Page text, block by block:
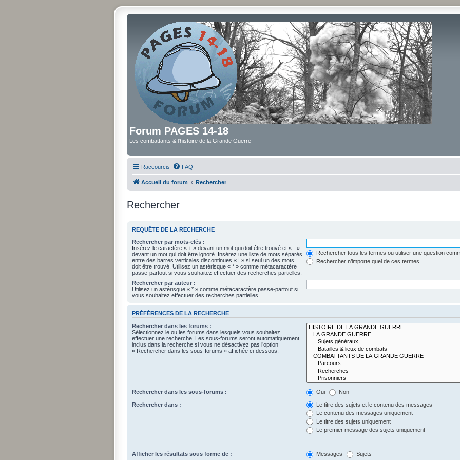
Forum PAGES 14-18
Les combattants & l'histoire de la Grande Guerre
Raccourcis FAQ
Accueil du forum Rechercher
Rechercher
REQUÊTE DE LA RECHERCHE
Rechercher par mots-clés :
Insérez le caractère « + » devant un mot qui doit être trouvé et « - »
devant un mot qui doit être ignoré. Insérez une liste de mots séparés
entre des barres verticales discontinues « | » si seul un des mots
doit être trouvé. Utilisez un astérisque « * » comme métacaractère
passe-partout si vous souhaitez effectuer des recherches partielles.
Rechercher tous les termes ou utiliser une question
Rechercher n’importe quel de ces termes
Rechercher par auteur :
Utilisez un astérisque « * » comme métacaractère passe-partout si
vous souhaitez effectuer des recherches partielles.
PRÉFÉRENCES DE LA RECHERCHE
Rechercher dans les forums :
Sélectionnez le ou les forums dans lesquels vous souhaitez
effectuer une recherche. Les sous-forums seront automatiquement
inclus dans la recherche si vous ne désactivez pas l’option
« Rechercher dans les sous-forums » affichée ci-dessous.
Rechercher dans les sous-forums : Oui Non
Rechercher dans :
Le titre des sujets et le contenu des messages
Le contenu des messages uniquement
Le titre des sujets uniquement
Le premier message des sujets uniquement
Afficher les résultats sous forme de : Messages Sujets